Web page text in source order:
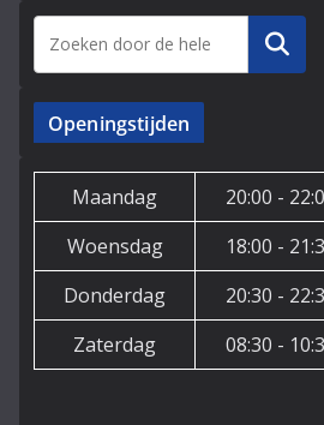
Zoeken
Openingstijden
Maandag 20:00 -
Woensdag
18:00 -
Donderdag
20:30 -
Zaterdag
08:30 -